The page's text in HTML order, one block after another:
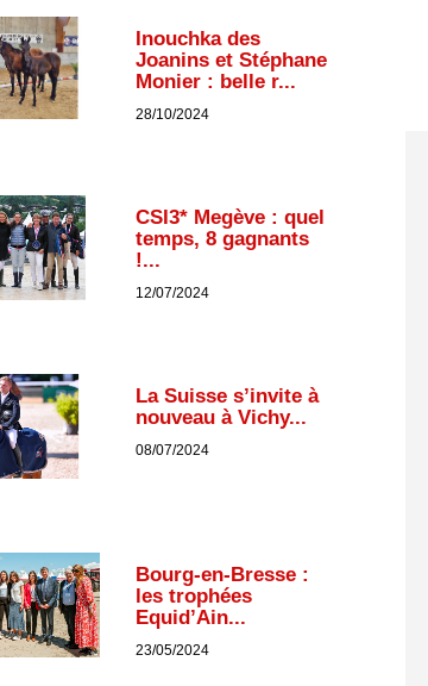
Inouchka des
Joanins et Stéphane
Monier : belle r...
28/10/2024
CSI3* Megève : quel
temps, 8 gagnants
!...
12/07/2024
La Suisse s’invite à
nouveau à Vichy...
08/07/2024
Bourg-en-Bresse :
les trophées
Equid’Ain...
23/05/2024